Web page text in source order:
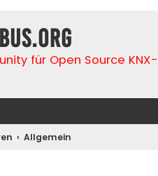
für Open Source
Allgemein